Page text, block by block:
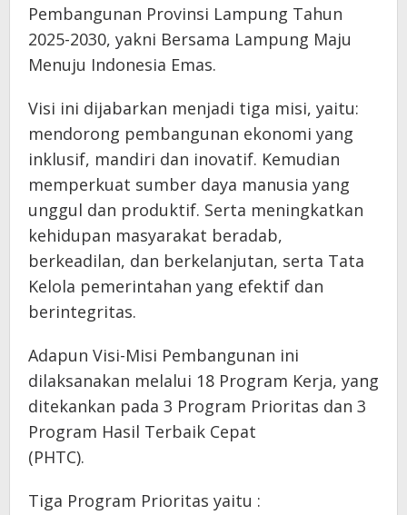
Pembangunan Provinsi Lampung Tahun
2025-2030, yakni Bersama Lampung Maju
Menuju Indonesia Emas.
Visi ini dijabarkan menjadi tiga misi, yaitu:
mendorong pembangunan ekonomi yang
inklusif, mandiri dan inovatif. Kemudian
memperkuat sumber daya manusia yang
unggul dan produktif. Serta meningkatkan
kehidupan masyarakat beradab,
berkeadilan, dan berkelanjutan, serta Tata
Kelola pemerintahan yang efektif dan
berintegritas.
Adapun Visi-Misi Pembangunan ini
dilaksanakan melalui 18 Program Kerja, yang
ditekankan pada 3 Program Prioritas dan 3
Program Hasil Terbaik Cepat
(PHTC).
Tiga Program Prioritas yaitu :